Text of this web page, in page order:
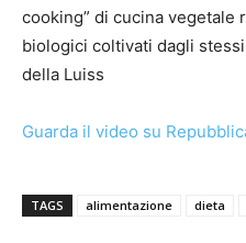
cooking” di cucina vegetale
biologici coltivati dagli
della Luiss
Guarda il video su
TAGS alimentazione dieta